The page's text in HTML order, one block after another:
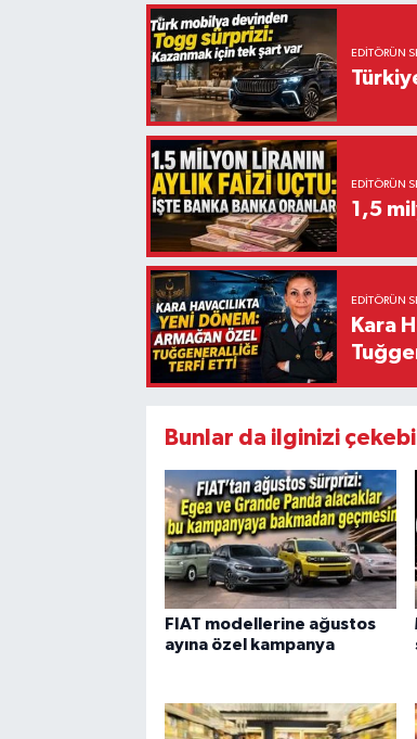
EDITÖRÜN
EDITÖRÜN
1,5
EDITÖRÜN
Kara
Bunlar da ilginizi
FIAT modellerine ağustos
ayına özel kampanya